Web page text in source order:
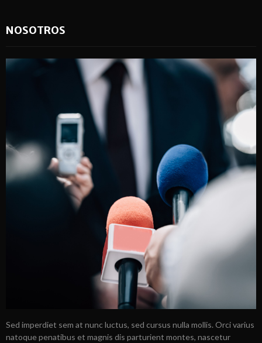
NOSOTROS
Sed imperdiet sem at nunc luctus, sed cursus nulla mollis. Orci varius
natoque penatibus et magnis dis parturient montes, nascetur